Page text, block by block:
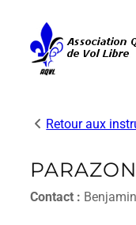
contenu
Retour aux
Contact :